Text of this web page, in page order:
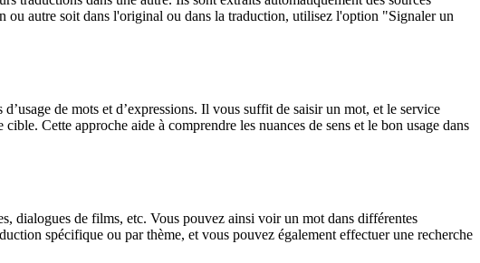
ou autre soit dans l'original ou dans la traduction, utilisez l'option "Signaler un
de mots et d’expressions. Il vous suffit de saisir un mot, et le service
Cette approche aide à comprendre les nuances de sens et le bon usage dans
dialogues de films, etc. Vous pouvez ainsi voir un mot dans différentes
spécifique ou par thème, et vous pouvez également effectuer une recherche